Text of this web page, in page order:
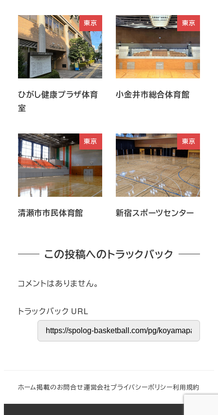
東京
ひがし健康プラザ体育
室
東京
小金井市総合体育館
東京
清瀬市市民体育館
東京
新宿スポーツセンター
この投稿へのトラックバック
コメントはありません。
トラックバック URL
ホーム掲載のお問合せ運営会社プライバシーポリシー利用規約